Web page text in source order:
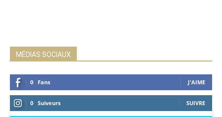
MÉDIAS SOCIAUX
0 Fans J'AIME
0 Suiveurs SUIVRE